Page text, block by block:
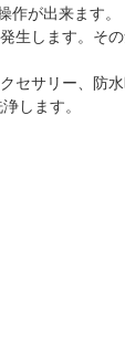
作が出来ます。
生します。そ
セサリー、防
します。